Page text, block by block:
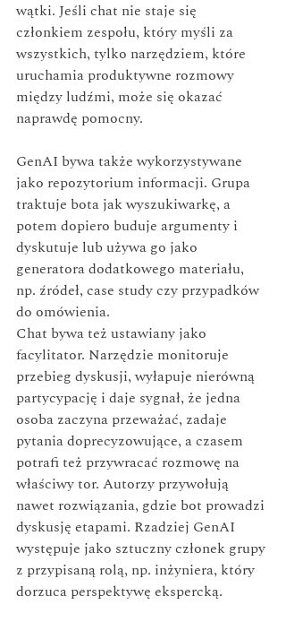
wątki. Jeśli chat nie staje się
członkiem zespołu, który myśli za
wszystkich, tylko narzędziem, które
uruchamia produktywne rozmowy
między ludźmi, może się okazać
naprawdę pomocny.
GenAI bywa także wykorzystywane
jako repozytorium informacji. Grupa
traktuje bota jak wyszukiwarkę, a
potem dopiero buduje argumenty i
dyskutuje lub używa go jako
generatora dodatkowego materiału,
np. źródeł, case study czy przypadków
do omówienia.
Chat bywa też ustawiany jako
facylitator. Narzędzie monitoruje
przebieg dyskusji, wyłapuje nierówną
partycypację i daje sygnał, że jedna
osoba zaczyna przeważać, zadaje
pytania doprecyzowujące, a czasem
potrafi też przywracać rozmowę na
właściwy tor. Autorzy przywołują
nawet rozwiązania, gdzie bot prowadzi
dyskusję etapami. Rzadziej GenAI
występuje jako sztuczny członek grupy
z przypisaną rolą, np. inżyniera, który
dorzuca perspektywę ekspercką.